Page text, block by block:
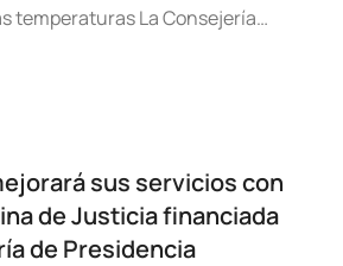
temperaturas La Consejería…
sus servicios con
de Justicia financiada
de Presidencia